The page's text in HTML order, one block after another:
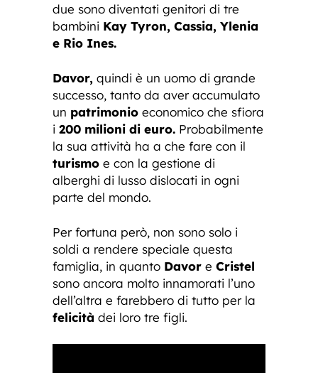
due sono diventati genitori di tre
bambini Kay Tyron, Cassia, Ylenia
e Rio Ines.
Davor, quindi è un uomo di grande
successo, tanto da aver accumulato
un patrimonio economico che sfiora
i 200 milioni di euro. Probabilmente
la sua attività ha a che fare con il
turismo e con la gestione di
alberghi di lusso dislocati in ogni
parte del mondo.
Per fortuna però, non sono solo i
soldi a rendere speciale questa
famiglia, in quanto Davor e Cristel
sono ancora molto innamorati l’uno
dell’altra e farebbero di tutto per la
felicità dei loro tre figli.